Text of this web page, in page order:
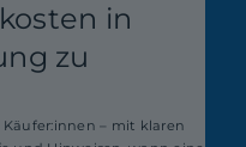
in
zu
– mit klaren